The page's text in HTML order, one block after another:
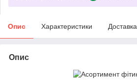
Опис Характеристики Доставка
Опис